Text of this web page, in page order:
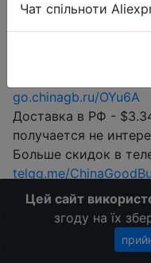
Цена при условии
go.chinagb.ru/OYu6A
Доставка в РФ -
получается не
Больше скидок в
telgg.me/
Цей сайт
згоду на їх
Чат спільноти